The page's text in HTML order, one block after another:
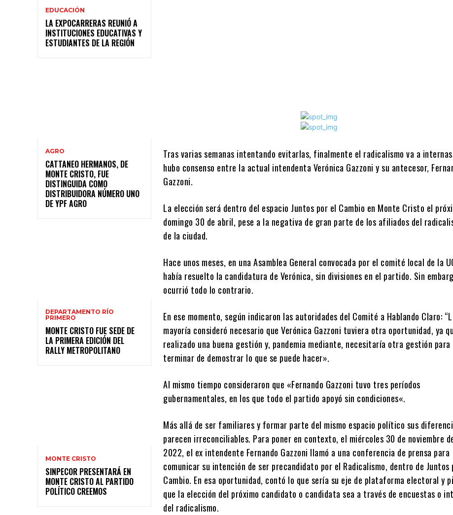
EDUCACIÓN
LA EXPOCARRERAS REUNIÓ A
INSTITUCIONES EDUCATIVAS Y
ESTUDIANTES DE LA REGIÓN
AGRO
CATTANEO HERMANOS, DE
MONTE CRISTO, FUE
DISTINGUIDA COMO
DISTRIBUIDORA NÚMERO UNO
DE YPF AGRO
DEPARTAMENTO RÍO
PRIMERO
MONTE CRISTO FUE SEDE DE
LA PRIMERA EDICIÓN DEL
RALLY METROPOLITANO
MONTE CRISTO
SINPECOR PRESENTARÁ EN
MONTE CRISTO AL PARTIDO
POLÍTICO CREEMOS
Tras varias semanas intentando evitarlas, finalmente el radicalismo va a
hubo consenso entre la actual intendenta Verónica Gazzoni y su antecesor,
Gazzoni.
La elección será dentro del espacio Juntos por el Cambio en Monte Cristo el
domingo 30 de abril, pese a la negativa de gran parte de los afiliados del
de la ciudad.
Hace unos meses, en una Asamblea General convocada por el comité local de la
había resuelto la candidatura de Verónica, sin divisiones en el partido. Sin
ocurrió todo lo contrario.
En ese momento, según indicaron las autoridades del Comité a Hablando Claro:
mayoría consideró necesario que Verónica Gazzoni tuviera otra oportunidad, ya
realizado una buena gestión y, pandemia mediante, necesitaría otra gestión para
terminar de demostrar lo que se puede hacer».
Al mismo tiempo consideraron que «Fernando Gazzoni tuvo tres períodos
gubernamentales, en los que todo el partido apoyó sin condiciones«.
Más allá de ser familiares y formar parte del mismo espacio político sus
parecen irreconciliables. Para poner en contexto, el miércoles 30 de noviembre
2022, el ex intendente Fernando Gazzoni llamó a una conferencia de prensa para
comunicar su intención de ser precandidato por el Radicalismo, dentro de Juntos
Cambio. En esa oportunidad, contó lo que sería su eje de plataforma electoral y
que la elección del próximo candidato o candidata sea a través de encuestas o
del radicalismo.